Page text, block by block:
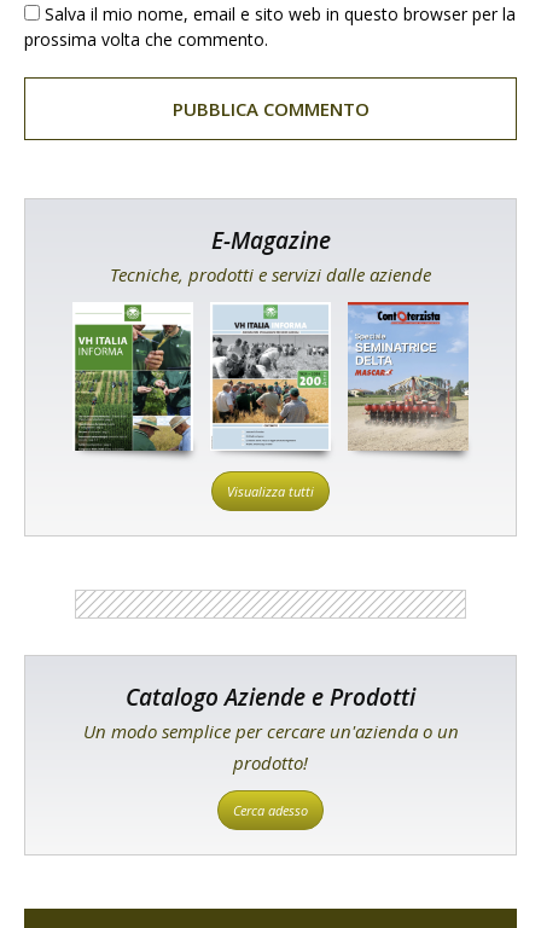
Salva il mio nome, email e sito web in questo browser per la
prossima volta che commento.
E-Magazine
Tecniche, prodotti e servizi dalle aziende
Visualizza tutti
Catalogo Aziende e Prodotti
Un modo semplice per cercare un'azienda o un
prodotto!
Cerca adesso